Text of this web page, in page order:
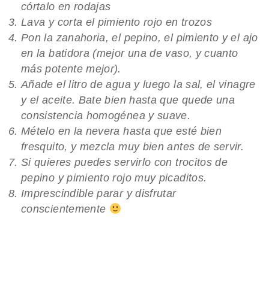
córtalo en rodajas
Lava y corta el pimiento rojo en trozos
Pon la zanahoria, el pepino, el pimiento y el ajo
en la batidora (mejor una de vaso, y cuanto
más potente mejor).
Añade el litro de agua y luego la sal, el vinagre
y el aceite. Bate bien hasta que quede una
consistencia homogénea y suave.
Mételo en la nevera hasta que esté bien
fresquito, y mezcla muy bien antes de servir.
Si quieres puedes servirlo con trocitos de
pepino y pimiento rojo muy picaditos.
Imprescindible parar y disfrutar
conscientemente